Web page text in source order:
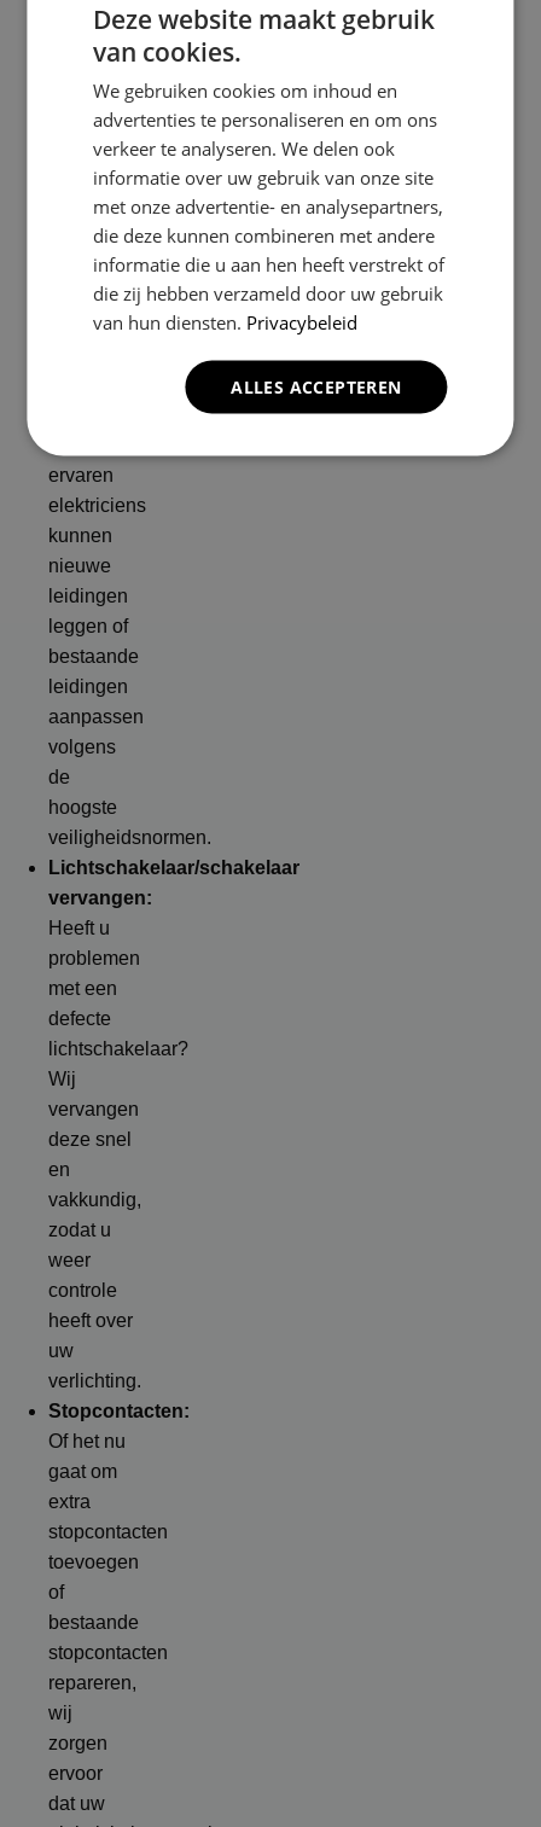
helpen u
graag bij
installeren
van de
perfecte
verlichtingsoplossingen
voor uw
woning of
bedrijfspand.
Leidingen
ervaren
elektriciens
kunnen
nieuwe
leidingen
leggen of
bestaande
leidingen
aanpassen
volgens
de
hoogste
veiligheidsnormen.
Lichtschakelaar/schakelaar
vervangen:
Heeft u
problemen
met een
defecte
lichtschakelaar?
Wij
vervangen
deze snel
en
vakkundig,
zodat u
weer
controle
heeft over
uw
verlichting.
Stopcontacten:
Of het nu
gaat om
extra
stopcontacten
toevoegen
of
bestaande
stopcontacten
repareren,
wij
zorgen
ervoor
dat uw
Deze website maakt gebruik
van cookies.
We gebruiken cookies om inhoud en
advertenties te personaliseren en om ons
verkeer te analyseren. We delen ook
informatie over uw gebruik van onze site
met onze advertentie- en analysepartners,
die deze kunnen combineren met andere
informatie die u aan hen heeft verstrekt of
die zij hebben verzameld door uw gebruik
van hun diensten. Privacybeleid
ALLES ACCEPTEREN